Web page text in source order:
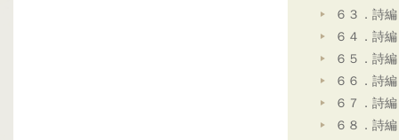
６３．詩
６４．詩
６５．詩
６６．詩
６７．詩
６８．詩